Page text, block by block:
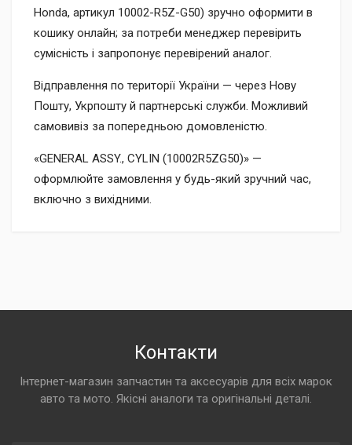
Honda, артикул 10002-R5Z-G50) зручно оформити в
кошику онлайн; за потреби менеджер перевірить
сумісність і запропонує перевірений аналог.
Відправлення по території України — через Нову
Пошту, Укрпошту й партнерські служби. Можливий
самовивіз за попередньою домовленістю.
«GENERAL ASSY., CYLIN (10002R5ZG50)» —
оформлюйте замовлення у будь-який зручний час,
включно з вихідними.
Контакти
Інтернет-магазин запчастин та аксесуарів для всіх марок
авто та мото. Якісні аналоги та оригінальні деталі.